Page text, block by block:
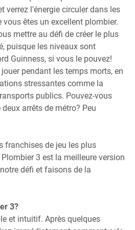
verrez l'énergie circuler dans les
êtes un excellent plombier.
mettre au défi de créer le plus
puisque les niveaux sont
Guinness, si vous le pouvez!
pendant les temps morts, en
stressantes comme la
publics. Pouvez-vous
arrêts de métro? Peu
franchises de jeu les plus
3 est la meilleure version
défi et faisons de la
3?
et intuitif. Après quelques